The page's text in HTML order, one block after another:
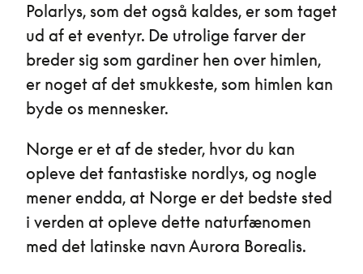
Polarlys, som det også kaldes, er som taget
ud af et eventyr. De utrolige farver der
breder sig som gardiner hen over himlen,
er noget af det smukkeste, som himlen kan
byde os mennesker.
Norge er et af de steder, hvor du kan
opleve det fantastiske nordlys, og nogle
mener endda, at Norge er det bedste sted
i verden at opleve dette naturfænomen
med det latinske navn Aurora Borealis.